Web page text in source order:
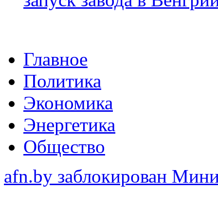
Главное
Политика
Экономика
Энергетика
Общество
afn.by заблокирован